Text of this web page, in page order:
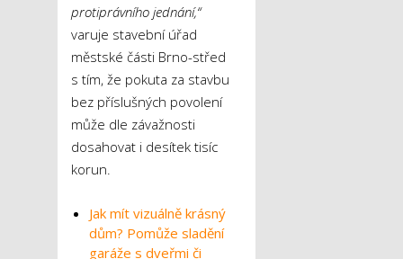
protiprávního jednání,“
varuje stavební úřad
městské části Brno-střed
s tím, že pokuta za stavbu
bez příslušných povolení
může dle závažnosti
dosahovat i desítek tisíc
korun.
Jak mít vizuálně krásný
dům? Pomůže sladění
garáže s dveřmi či